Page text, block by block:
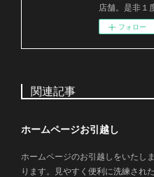
店舗。是非１
フォロー
関連記事
ホームページお引越し
ホームページのお引越しをいたし
ります。見やすく便利に洗練され